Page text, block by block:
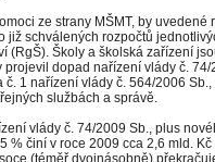
ze strany MŠMT, by
již schválených rozpočtů
(RgŠ). Školy a školská zařízení
dopad nařízení vlády č.
1 nařízení vlády č. 564/2006
službách a správě.
vlády č. 74/2009 Sb., plus
% činí v roce 2009 cca 2,6 mld.
(téměř dvojnásobně)